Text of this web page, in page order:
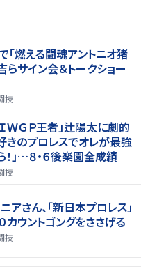
「燃える闘魂アントニオ猪
サイン会＆トークショー
技
ＩＷＧＰ王者」辻陽太に劇的
きのプロレスでオレが最強
」…８・６後楽園全成績
技
アさん、「新日本プロレス」
ウントゴングをささげる
技